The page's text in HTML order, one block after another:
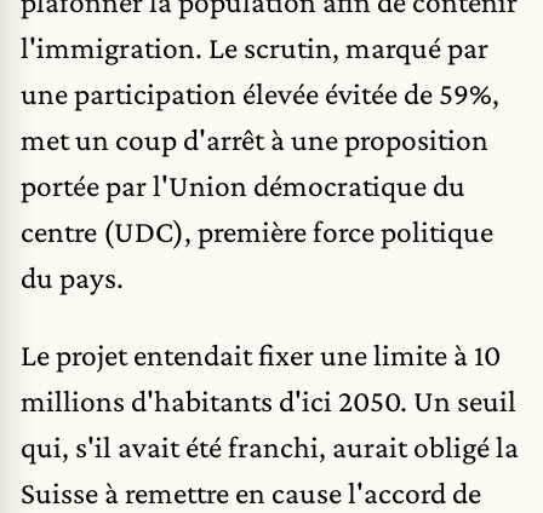
l'immigration. Le scrutin, marqué par
une participation élevée évitée de 59%,
met un coup d'arrêt à une proposition
portée par l'Union démocratique du
centre (UDC), première force politique
du pays.
Le projet entendait fixer une limite à 10
millions d'habitants d'ici 2050. Un seuil
qui, s'il avait été franchi, aurait obligé la
Suisse à remettre en cause l'accord de